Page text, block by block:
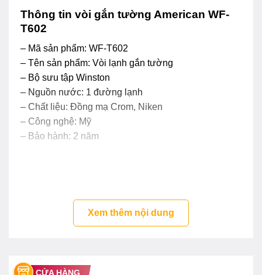
Thông tin vòi gắn tường American WF-
T602
– Mã sản phẩm: WF-T602
– Tên sản phẩm: Vòi lạnh gắn tường
– Bộ sưu tập Winston
– Nguồn nước: 1 đường lạnh
– Chất liệu: Đồng mạ Crom, Niken
– Công nghệ: Mỹ
– Bảo hành: 2 năm
Xem thêm nội dung
CỬA HÀNG